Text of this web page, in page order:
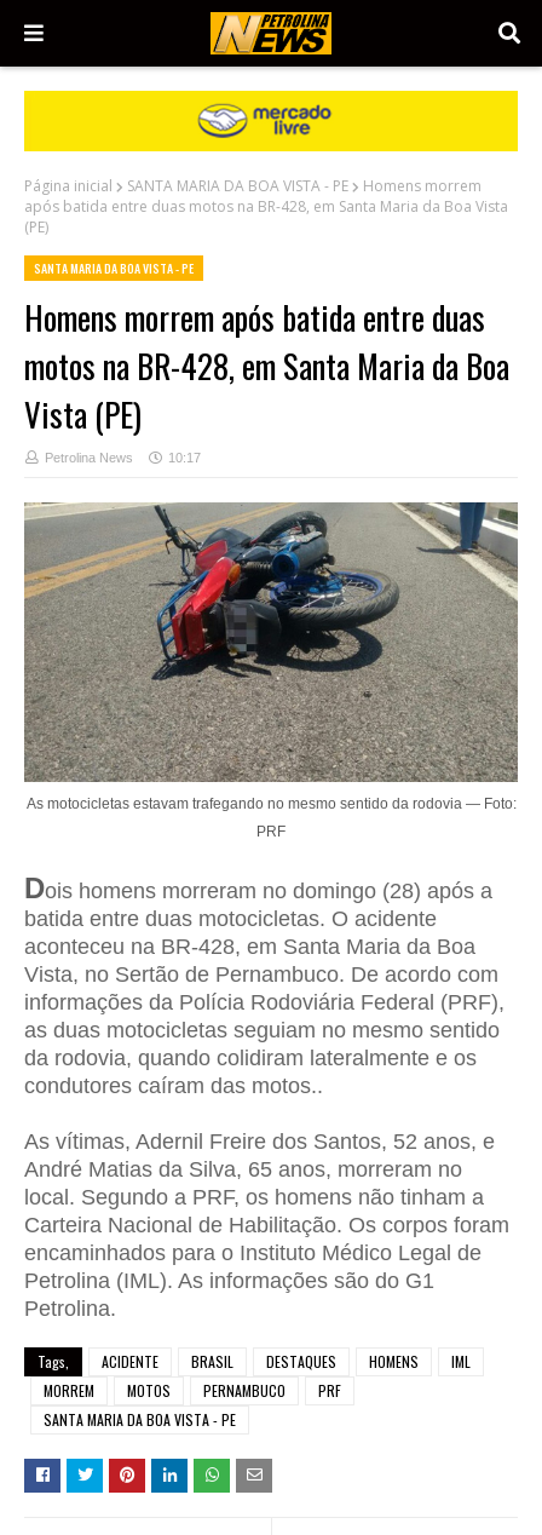
Página inicial SANTA MARIA DA BOA VISTA - PE
Homens morrem
após batida entre duas motos na BR-428, em Santa Maria da Boa Vista
(PE)
SANTA MARIA DA BOA VISTA - PE
Homens morrem após batida entre duas
motos na BR-428, em Santa Maria da Boa
Vista (PE)
Petrolina News 10:17
As motocicletas estavam trafegando no mesmo sentido da rodovia — Foto:
PRF
Dois homens morreram no domingo (28) após a
batida entre duas motocicletas. O acidente
aconteceu na BR-428, em Santa Maria da Boa
Vista, no Sertão de Pernambuco. De acordo com
informações da Polícia Rodoviária Federal (PRF),
as duas motocicletas seguiam no mesmo sentido
da rodovia, quando colidiram lateralmente e os
condutores caíram das motos..
As vítimas, Adernil Freire dos Santos, 52 anos, e
André Matias da Silva, 65 anos, morreram no
local. Segundo a PRF, os homens não tinham a
Carteira Nacional de Habilitação. Os corpos foram
encaminhados para o Instituto Médico Legal de
Petrolina (IML). As informações são do G1
Petrolina.
Tags, ACIDENTE BRASIL DESTAQUES HOMENS
IML
MORREM
MOTOS PERNAMBUCO
PRF
SANTA MARIA DA BOA VISTA - PE